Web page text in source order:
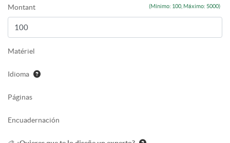
(Mínimo: 100, Máximo: 5000)
Montant
Matériel
Idioma
Páginas
Encuadernación